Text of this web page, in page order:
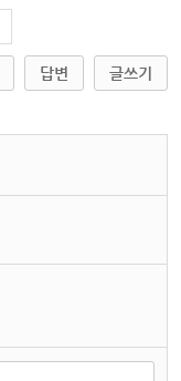
답변 글쓰기